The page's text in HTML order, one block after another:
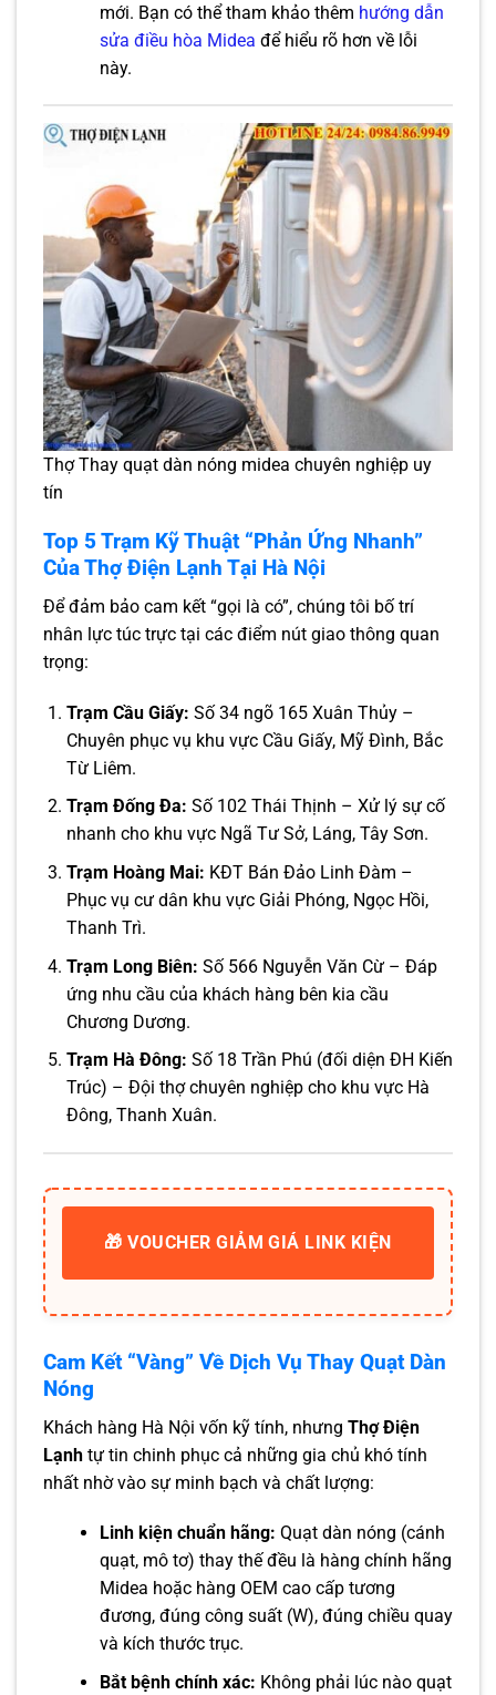
mới. Bạn có thể tham khảo thêm hướng dẫn
sửa điều hòa Midea để hiểu rõ hơn về lỗi
này.
Thợ Thay quạt dàn nóng midea chuyên nghiệp uy
tín
Top 5 Trạm Kỹ Thuật “Phản Ứng Nhanh”
Của Thợ Điện Lạnh Tại Hà Nội
Để đảm bảo cam kết “gọi là có”, chúng tôi bố trí
nhân lực túc trực tại các điểm nút giao thông quan
trọng:
Trạm Cầu Giấy: Số 34 ngõ 165 Xuân Thủy –
Chuyên phục vụ khu vực Cầu Giấy, Mỹ Đình, Bắc
Từ Liêm.
Trạm Đống Đa: Số 102 Thái Thịnh – Xử lý sự cố
nhanh cho khu vực Ngã Tư Sở, Láng, Tây Sơn.
Trạm Hoàng Mai: KĐT Bán Đảo Linh Đàm –
Phục vụ cư dân khu vực Giải Phóng, Ngọc Hồi,
Thanh Trì.
Trạm Long Biên: Số 566 Nguyễn Văn Cừ – Đáp
ứng nhu cầu của khách hàng bên kia cầu
Chương Dương.
Trạm Hà Đông: Số 18 Trần Phú (đối diện ĐH Kiến
Trúc) – Đội thợ chuyên nghiệp cho khu vực Hà
Đông, Thanh Xuân.
🎁 VOUCHER GIẢM GIÁ LINK KIỆN
Cam Kết “Vàng” Về Dịch Vụ Thay Quạt Dàn
Nóng
Khách hàng Hà Nội vốn kỹ tính, nhưng Thợ Điện
Lạnh tự tin chinh phục cả những gia chủ khó tính
nhất nhờ vào sự minh bạch và chất lượng:
Linh kiện chuẩn hãng: Quạt dàn nóng (cánh
quạt, mô tơ) thay thế đều là hàng chính hãng
Midea hoặc hàng OEM cao cấp tương
đương, đúng công suất (W), đúng chiều quay
và kích thước trục.
Bắt bệnh chính xác: Không phải lúc nào quạt